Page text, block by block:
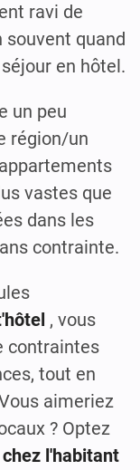
ravi de
souvent quand
en hôtel.
un peu
région/un
vastes que
dans les
contrainte.
, vous
contraintes
tout en
aimeriez
? Optez
l'habitant